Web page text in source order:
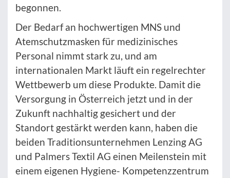
begonnen.
Der Bedarf an hochwertigen MNS und
Atemschutzmasken für medizinisches
Personal nimmt stark zu, und am
internationalen Markt läuft ein regelrechter
Wettbewerb um diese Produkte. Damit die
Versorgung in Österreich jetzt und in der
Zukunft nachhaltig gesichert und der
Standort gestärkt werden kann, haben die
beiden Traditionsunternehmen Lenzing AG
und Palmers Textil AG einen Meilenstein mit
einem eigenen Hygiene- Kompetenzzentrum